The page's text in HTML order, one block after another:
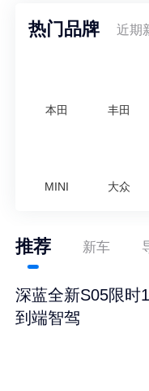
热门品牌 近期
本田 丰田
MINI 大众
推荐 新车
深蓝全新S05限时
到端智驾